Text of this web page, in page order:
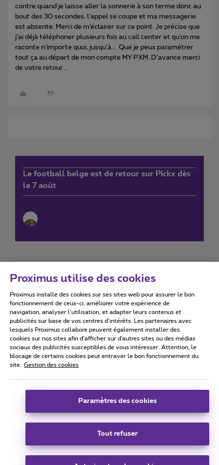
contre quand je laisse aller la sonnerie à son terme donc au
bout des 30 secondes, l’appel se coupe et ma messagerie
est absente. Merci de m’éclairer sur ce point. Je précise que
j’ai déjà téléphoner plusieurs fois au call center et qu’on me
raconte n’importe quoi, jusqu’à…. Que je peux paramétrer
tout ça au départ de mon compte MY PXM. D’avance merci
de votre retour…
Le football belge est de retour sur Pickx dès
le 7 août
Conditions d'utilisation Accessibility statement
Tous droits réservés. © 2026
Conditions générales, info consommateur
Coordonnées de l’entreprise
Boulevard du Roi Albert II 27 - B-1030 Bruxelles.
Carrier & Wholesale Solutions
Proximus utilise des cookies
Proximus installe des cookies sur ses sites web pour assurer le bon
fonctionnement de ceux-ci, améliorer votre expérience de
navigation, analyser l’utilisation, et adapter leurs contenus et
publicités sur base de vos centres d’intérêts. Les partenaires avec
lesquels Proximus collabore peuvent également installer des
cookies sur nos sites afin d’afficher sur d'autres sites ou des médias
sociaux des publicités susceptibles de vous intéresser. Attention, le
blocage de certains cookies peut entraver le bon fonctionnement du
site.
Gestion des cookies
Paramètres des cookies
Tout refuser